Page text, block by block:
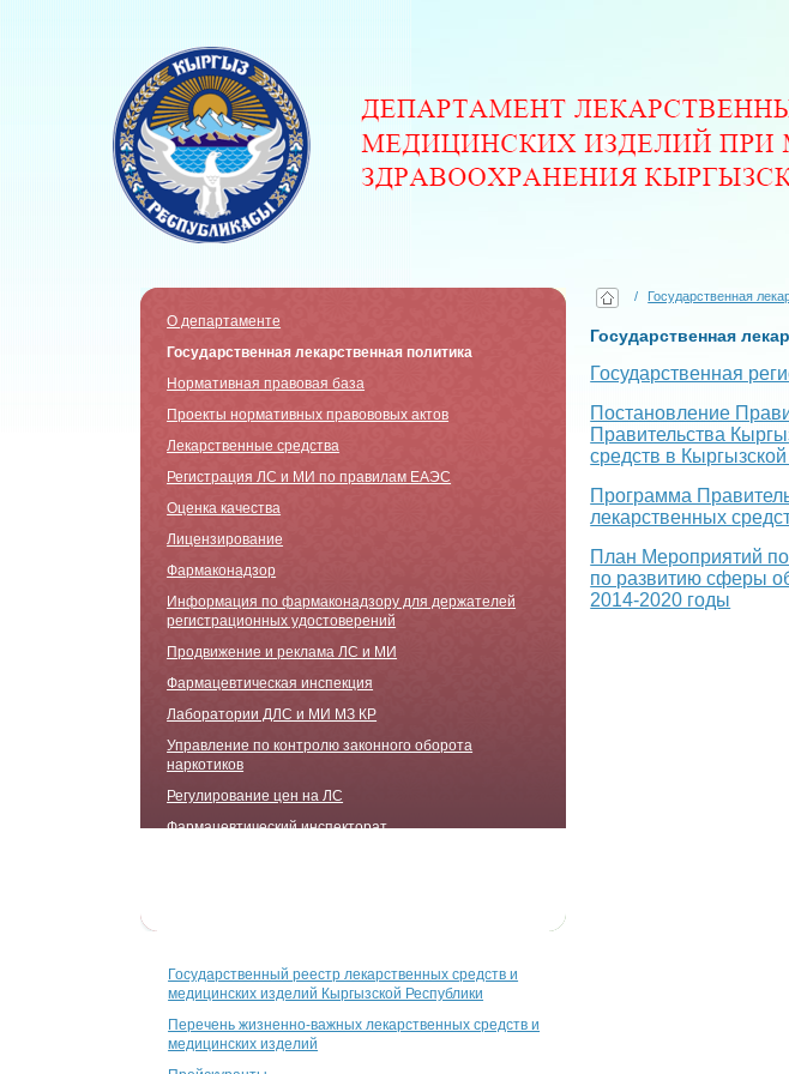
О департаменте
Государственная лекарственная политика
Нормативная правовая база
Проекты нормативных правововых актов
Лекарственные средства
Регистрация ЛС и МИ по правилам ЕАЭС
Оценка качества
Лицензирование
Фармаконадзор
Информация по фармаконадзору для держателей
регистрационных удостоверений
Продвижение и реклама ЛС и МИ
Фармацевтическая инспекция
Лаборатории ДЛC и МИ МЗ КР
Управление по контролю законного оборота
наркотиков
Регулирование цен на ЛС
Фармацевтический инспекторат
Государственный реестр лекарственных средств и
медицинских изделий Кыргызской Республики
Перечень жизненно-важных лекарственных средств и
медицинских изделий
/ Государственная
Государственная
Государственная
Постановление
Правительства
средств в
Программа
лекарственных
План Мероприятий
по развитию сферы
2014-2020 годы